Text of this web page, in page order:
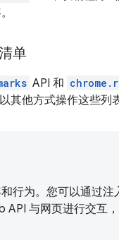
单
API 和
其他方式操作这些列表
行为。您可以通过注
API 与网页进行交互